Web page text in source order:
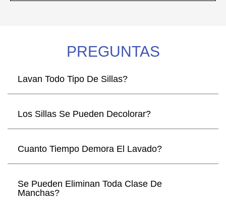
PREGUNTAS
Lavan Todo Tipo De Sillas?
Los Sillas Se Pueden Decolorar?
Cuanto Tiempo Demora El Lavado?
Se Pueden Eliminan Toda Clase De
Manchas?